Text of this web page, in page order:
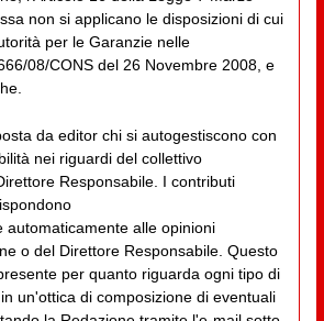
non si applicano le disposizioni di cui
per le Garanzie nelle
08/CONS del 26 Novembre 2008, e
da editor chi si autogestiscono con
nei riguardi del collettivo
Responsabile. I contributi
automaticamente alle opinioni
o del Direttore Responsabile. Questo
per quanto riguarda ogni tipo di
un'ottica di composizione di eventuali